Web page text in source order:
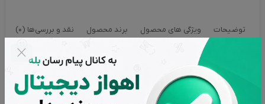
توضیحات ویژگی های محصول برند محصول نقد و بررسی‌ها (0)
کارت گرافیک ایسوس مدل Asus Dual GeForce RTX 3050 OC
Edition 6GB